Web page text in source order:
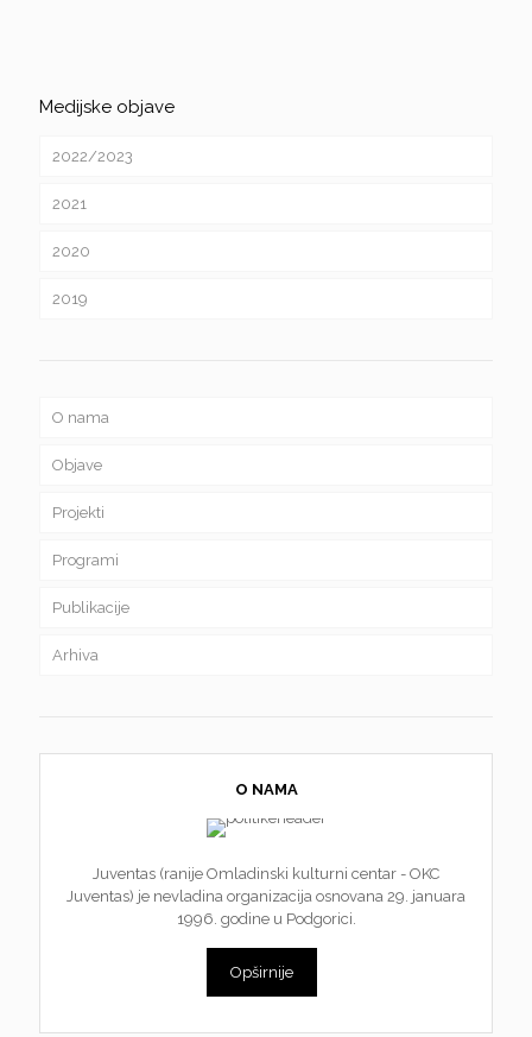
Medijske objave
2022/2023
2021
2020
2019
O nama
Objave
Projekti
Programi
Publikacije
Arhiva
O NAMA
Juventas (ranije Omladinski kulturni centar - OKC
Juventas) je nevladina organizacija osnovana 29. januara
1996. godine u Podgorici.
Opširnije